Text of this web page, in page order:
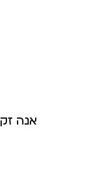
מברשת איפור s&g- אנה זק